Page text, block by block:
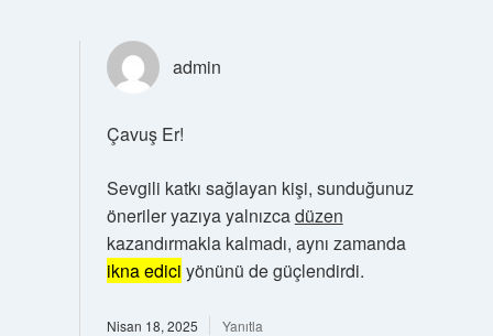
admin
Çavuş Er!
Sevgili katkı sağlayan kişi, sunduğunuz
öneriler yazıya yalnızcadüzen
kazandırmakla kalmadı, aynı zamanda
ikna edici yönünü de güçlendirdi.
Nisan 18, 2025 Yanıtla